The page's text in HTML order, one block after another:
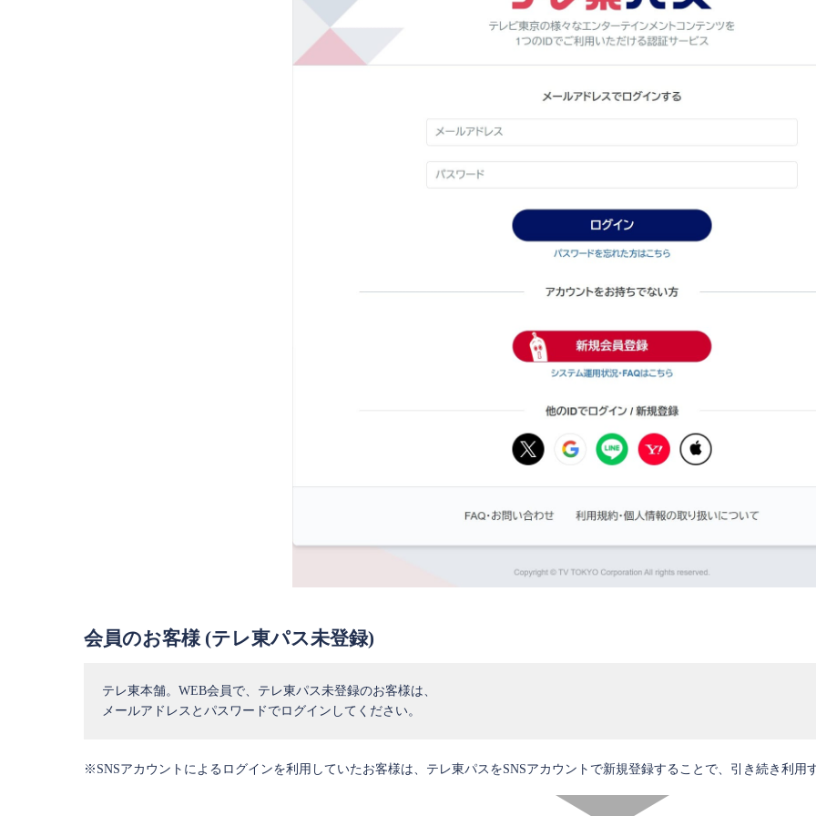
会員のお客様 (テレ東パス未登録)
テレ東本舗。WEB会員で、テレ東パス未登録のお客様は、
メールアドレスとパスワードでログインしてください。
※SNSアカウントによるログインを利用していたお客様は、テレ東パスをSNSアカウントで新規登録することで、引き続き利用